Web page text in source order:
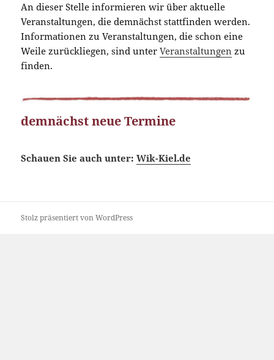
An dieser Stelle informieren wir über aktuelle
Veranstaltungen, die demnächst stattfinden werden.
Informationen zu Veranstaltungen, die schon eine
Weile zurückliegen, sind unterVeranstaltungen zu
finden.
demnächst neue Termine
Schauen Sie auch unter:Wik-Kiel.de
Stolz präsentiert von WordPress